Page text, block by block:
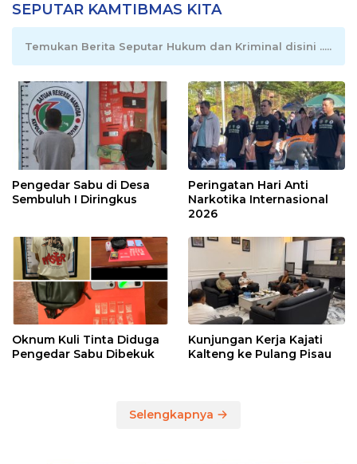
SEPUTAR KAMTIBMAS KITA
Temukan Berita Seputar Hukum dan Kriminal disini .....
Pengedar Sabu di Desa
Sembuluh I Diringkus
Peringatan Hari Anti
Narkotika Internasional
2026
Oknum Kuli Tinta Diduga
Pengedar Sabu Dibekuk
Kunjungan Kerja Kajati
Kalteng ke Pulang Pisau
Selengkapnya